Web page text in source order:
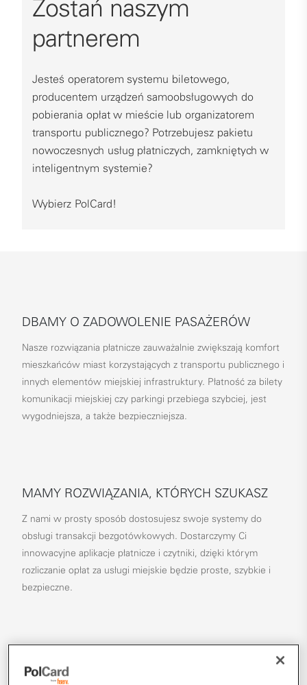
Zostań naszym
partnerem
Jesteś operatorem systemu biletowego,
producentem urządzeń samoobsługowych do
pobierania opłat w mieście lub organizatorem
transportu publicznego? Potrzebujesz pakietu
nowoczesnych usług płatniczych, zamkniętych w
inteligentnym systemie?
Wybierz PolCard!
DBAMY O ZADOWOLENIE PASAŻERÓW
Nasze rozwiązania płatnicze zauważalnie zwiększają komfort
mieszkańców miast korzystających z transportu publicznego i
innych elementów miejskiej infrastruktury. Płatność za bilety
komunikacji miejskiej czy parkingi przebiega szybciej, jest
wygodniejsza, a także bezpieczniejsza.
MAMY ROZWIĄZANIA, KTÓRYCH SZUKASZ
Z nami w prosty sposób dostosujesz swoje systemy do
obsługi transakcji bezgotówkowych. Dostarczymy Ci
innowacyjne aplikacje płatnicze i czytniki, dzięki którym
rozliczanie opłat za usługi miejskie będzie proste, szybkie i
bezpieczne.
ZAPEWNIAMY WIEDZĘ I DOŚWIADCZENIE